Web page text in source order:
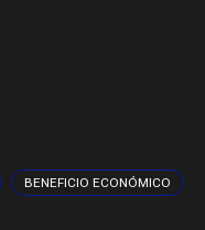
BENEFICIO ECONÓMICO